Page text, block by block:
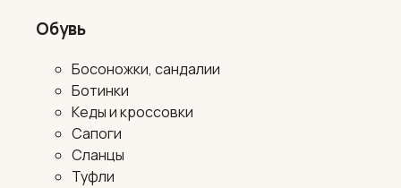
Обувь
Босоножки, сандалии
Ботинки
Кеды и кроссовки
Сапоги
Сланцы
Туфли